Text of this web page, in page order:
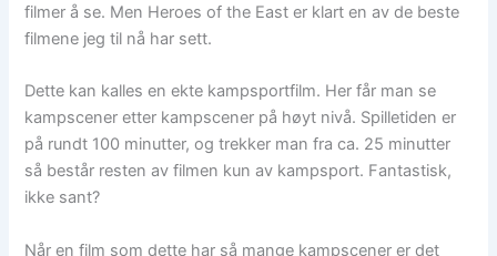
filmer å se. Men Heroes of the East er klart en av de beste
filmene jeg til nå har sett.
Dette kan kalles en ekte kampsportfilm. Her får man se
kampscener etter kampscener på høyt nivå. Spilletiden er
på rundt 100 minutter, og trekker man fra ca. 25 minutter
så består resten av filmen kun av kampsport. Fantastisk,
ikke sant?
Når en film som dette har så mange kampscener er det